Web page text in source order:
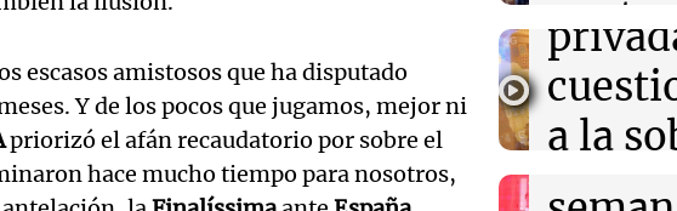
escasos amistosos que ha disputado
Y de los pocos que jugamos, mejor ni
priorizó el afán recaudatorio por sobre el
hace mucho tiempo para nosotros,
Panorama
Episodios
a la
digital
un fin